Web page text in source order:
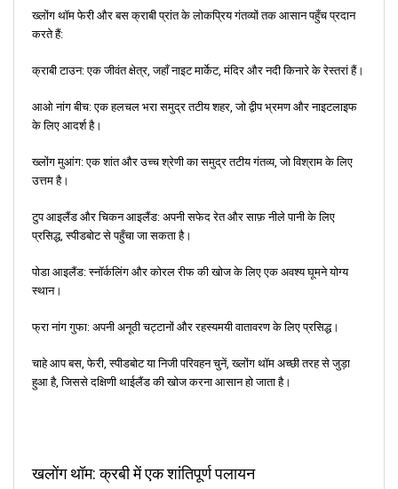
ख्लोंग थॉम फेरी और बस क्राबी प्रांत के लोकप्रिय गंतव्यों तक आसान पहुँच प्रदान
करते हैं:
क्राबी टाउन: एक जीवंत क्षेत्र, जहाँ नाइट मार्केट, मंदिर और नदी किनारे के रेस्तरां हैं।
आओ नांग बीच: एक हलचल भरा समुद्र तटीय शहर, जो द्वीप भ्रमण और नाइटलाइफ
के लिए आदर्श है।
ख्लोंग मुआंग: एक शांत और उच्च श्रेणी का समुद्र तटीय गंतव्य, जो विश्राम के लिए
उत्तम है।
टुप आइलैंड और चिकन आइलैंड: अपनी सफेद रेत और साफ़ नीले पानी के लिए
प्रसिद्ध, स्पीडबोट से पहुँचा जा सकता है।
पोडा आइलैंड: स्नॉर्कलिंग और कोरल रीफ की खोज के लिए एक अवश्य घूमने योग्य
स्थान।
फ्रा नांग गुफा: अपनी अनूठी चट्टानों और रहस्यमयी वातावरण के लिए प्रसिद्ध।
चाहे आप बस, फेरी, स्पीडबोट या निजी परिवहन चुनें, ख्लोंग थॉम अच्छी तरह से जुड़ा
हुआ है, जिससे दक्षिणी थाईलैंड की खोज करना आसान हो जाता है।
खलोंग थॉम: क्रबी में एक शांतिपूर्ण पलायन